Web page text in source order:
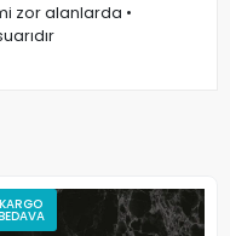
zor alanlarda •
KARGO